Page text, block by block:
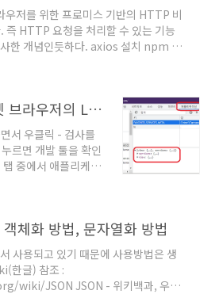
저를 위한 프로미스 기반의 HTTP 비
즉 HTTP 요청을 처리할 수 있는 기능
한 개념인듯하다. axios 설치 npm ->
단 예제를 테스트하려면 영화 검색
터베이스를 제공해주는 OMDb API에
하다. >> http://www.omdbapi.com/
import import axios from 'axios'
수 작성 function getMovieInfo(){
' axios .get(`https://www.omd..
[Javascript] 인터넷 브라우저의 LocalStorage, SessionStorage
서 우클릭 - 검사를
르면 개발 툴을 확인
중에서 애플리케이
로컬 스토리지, 세
있다. 로컬 스토리지
워짐) 세션 스토리지
이지를 닫으면 사라
들은 key value 형태
스토리지와 세션 스
지 않았지만 로컬
체화 방법, 문자열화 방법
사용되고 있기 때문에 사용방법은 생
한글) 참조 :
JSON JSON - 위키백과, 우리